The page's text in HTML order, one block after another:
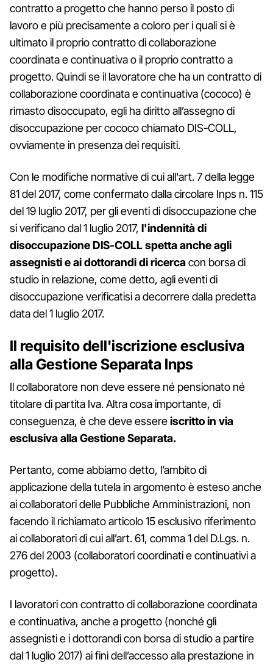
contratto a progetto che hanno perso il posto di
lavoro e più precisamente a coloro per i quali si è
ultimato il proprio contratto di collaborazione
coordinata e continuativa o il proprio contratto a
progetto. Quindi se il lavoratore che ha un contratto di
collaborazione coordinata e continuativa (cococo) è
rimasto disoccupato, egli ha diritto all’assegno di
disoccupazione per cococo chiamato DIS-COLL,
ovviamente in presenza dei requisiti.
Con le modifiche normative di cui all'art. 7 della legge
81 del 2017, come confermato dalla circolare Inps n. 115
del 19 luglio 2017, per gli eventi di disoccupazione che
si verificano dal 1 luglio 2017, l'indennità di
disoccupazione DIS-COLL spetta anche agli
assegnisti e ai dottorandi di ricercacon borsa di
studio in relazione, come detto, agli eventi di
disoccupazione verificatisi a decorrere dalla predetta
data del 1 luglio 2017.
Il requisito dell'iscrizione esclusiva
alla Gestione Separata Inps
Il collaboratore non deve essere né pensionato né
titolare di partita Iva. Altra cosa importante, di
conseguenza, è che deve essereiscritto in via
esclusiva alla Gestione Separata.
Pertanto, come abbiamo detto, l’ambito di
applicazione della tutela in argomento è esteso anche
ai collaboratori delle Pubbliche Amministrazioni, non
facendo il richiamato articolo 15 esclusivo riferimento
ai collaboratori di cui all’art. 61, comma 1 del D.Lgs. n.
276 del 2003 (collaboratori coordinati e continuativi a
progetto).
I lavoratori con contratto di collaborazione coordinata
e continuativa, anche a progetto (nonché gli
assegnisti e i dottorandi con borsa di studio a partire
dal 1 luglio 2017) ai fini dell’accesso alla prestazione in